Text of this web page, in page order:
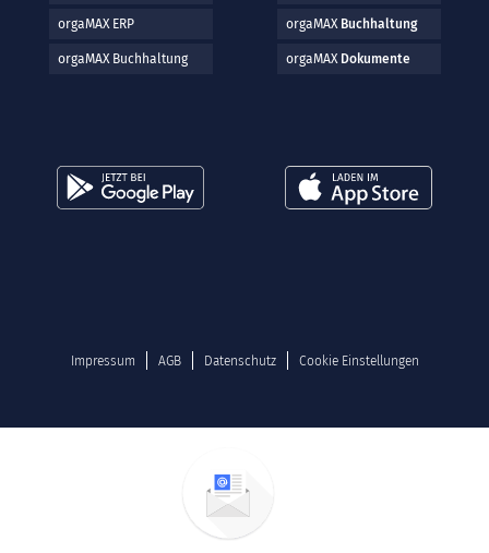
orgaMAX ERP
orgaMAX Buchhaltung
orgaMAX Buchhaltung
orgaMAX Dokumente
Impressum AGB Datenschutz Cookie Einstellungen